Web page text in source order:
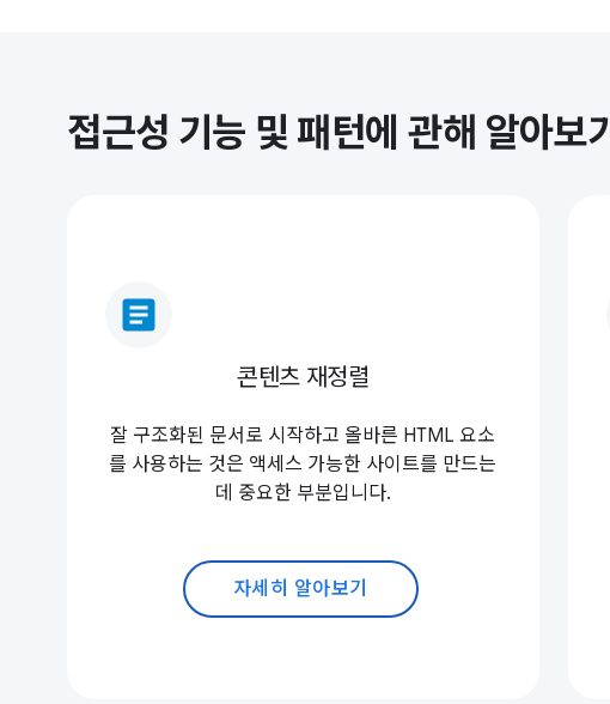
접근성 기능 및 패턴에 관해 알아보기
article
콘텐츠 재정렬
잘 구조화된 문서로 시작하고 올바른 HTML 요소
를 사용하는 것은 액세스 가능한 사이트를 만드는
데 중요한 부분입니다.
자세히 알아보기